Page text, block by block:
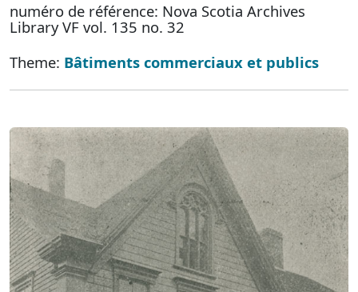
numéro de référence: Nova Scotia Archives
Library VF vol. 135 no. 32
Theme: Bâtiments commerciaux et publics